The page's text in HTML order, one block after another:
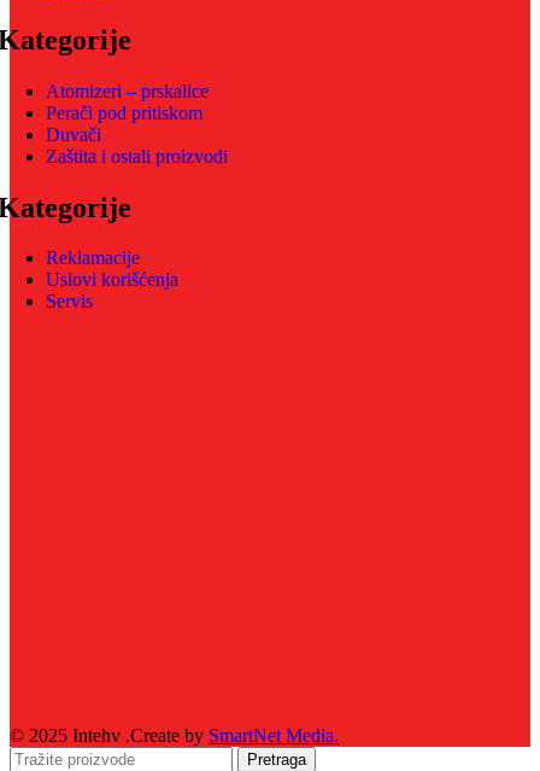
Atomizeri – prskalice
Perači pod pritiskom
Duvači
Zaštita i ostali proizvodi
Reklamacije
Uslovi korišćenja
Servis
© 2025 Intehv .Create by SmartNet Media.
Pretraga